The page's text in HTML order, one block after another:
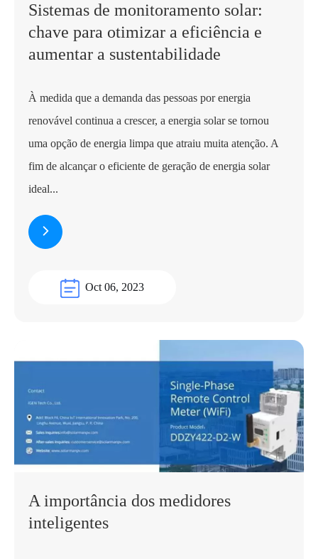
Sistemas de monitoramento solar:
chave para otimizar a eficiência e
aumentar a sustentabilidade
À medida que a demanda das pessoas por energia
renovável continua a crescer, a energia solar se tornou
uma opção de energia limpa que atraiu muita atenção. A
fim de alcançar o eficiente de geração de energia solar
ideal...
Oct 06, 2023
A importância dos medidores
inteligentes